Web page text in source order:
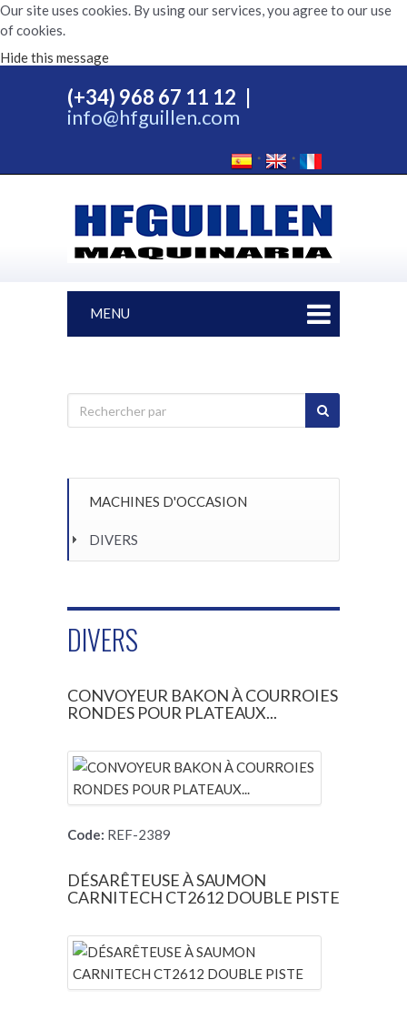
Our site uses cookies. By using our services, you agree to our use
of cookies.
Hide this message
(+34) 968 67 11 12
info@hfguillen.com
MENU
MACHINES D'OCCASION
DIVERS
DIVERS
CONVOYEUR BAKON À COURROIES
RONDES POUR PLATEAUX...
Code: REF-2389
DÉSARÊTEUSE À SAUMON
CARNITECH CT2612 DOUBLE PISTE